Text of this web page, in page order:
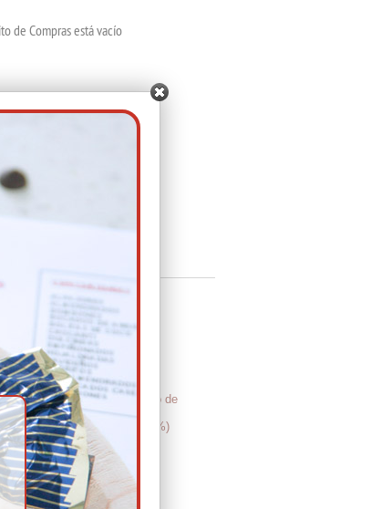
de Compras está vacío
del más dulce cacao. Llénalo de
(7,82%),CACAO
(4,17%)
y de huevo.